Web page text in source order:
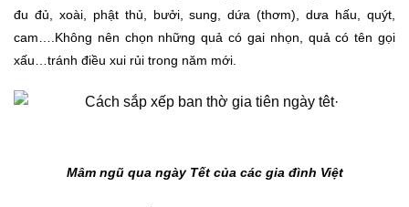
đu đủ, xoài, phật thủ, bưởi, sung, dứa (thơm), dưa hấu, quýt,
cam….Không nên chọn những quả có gai nhọn, quả có tên gọi
xấu…tránh điều xui rủi trong năm mới.
Mâm ngũ qua ngày Tết của các gia đình Việt